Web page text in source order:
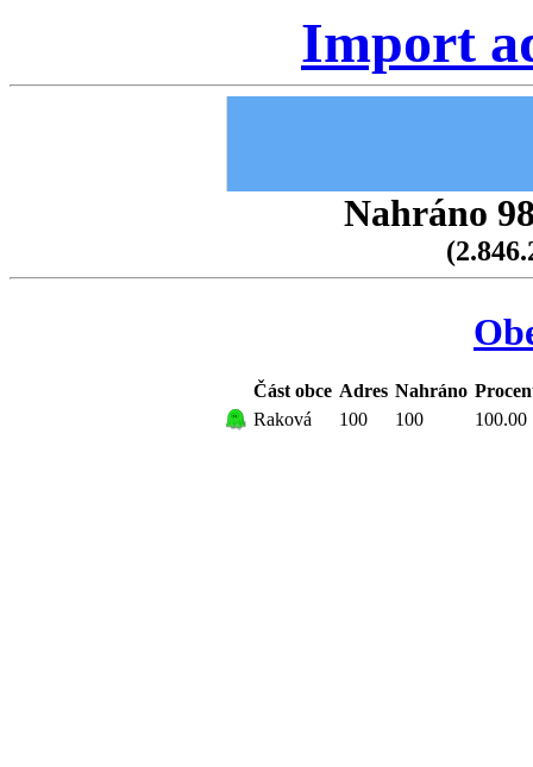
Import
Nahráno
Část obce Adres Nahráno
Raková
100 100 100.00